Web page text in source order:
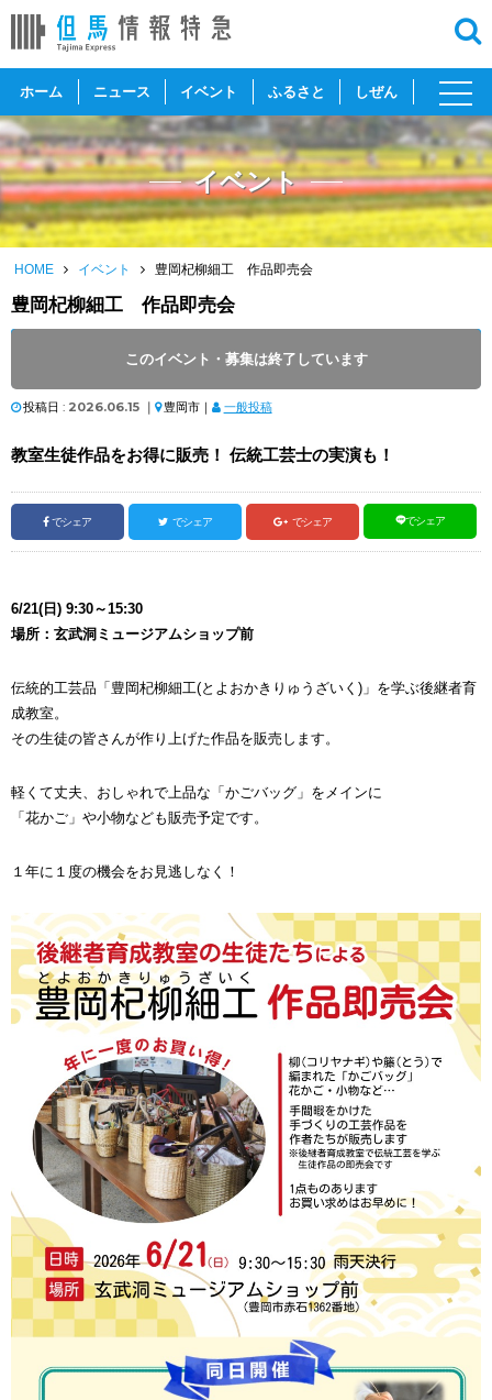
ホーム ニュース イベント ふるさと しぜん
toggle
イベント
HOME イベント 豊岡杞柳細工 作品即売会
豊岡杞柳細工 作品即売会
このイベント・募集は終了しています
開催時間 : 9:30 ～ 15:30
投稿日 : 2026.06.15 ｜ 豊岡市｜ 一般投稿
教室生徒作品をお得に販売！ 伝統工芸士の実演も！
でシェア でシェア でシェア でシェア
6/21(日) 9:30～15:30
場所：玄武洞ミュージアムショップ前
伝統的工芸品「豊岡杞柳細工(とよおかきりゅうざいく)」を学ぶ後継者育
成教室。
その生徒の皆さんが作り上げた作品を販売します。
軽くて丈夫、おしゃれで上品な「かごバッグ」をメインに
「花かご」や小物なども販売予定です。
１年に１度の機会をお見逃しなく！